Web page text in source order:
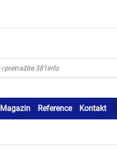
Magazin Reference Kontakt